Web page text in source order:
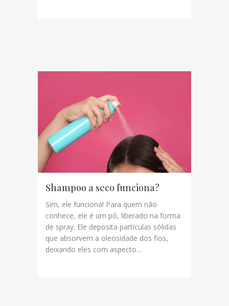
Shampoo a seco funciona?
Sim, ele funciona! Para quem não
conhece, ele é um pó, liberado na forma
de spray. Ele deposita partículas sólidas
que absorvem a oleosidade dos fios,
deixando eles com aspecto...